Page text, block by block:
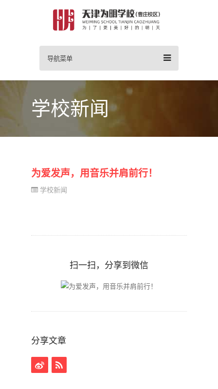
导航菜单
学校新闻
为爱发声，用音乐并肩前行！
学校新闻
扫一扫，分享到微信
分享文章